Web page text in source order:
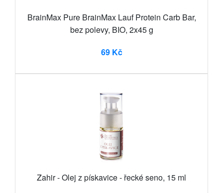
BrainMax Pure BrainMax Lauf Protein Carb Bar,
bez polevy, BIO, 2x45 g
69 Kč
Zahir - Olej z pískavice - řecké seno, 15 ml